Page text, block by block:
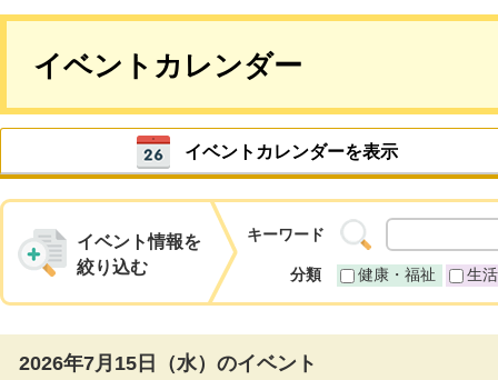
イベントカレンダー
イベントカレンダーを表示
イベント情報を
絞り込む
キーワード
分類 健康・福祉 生活
2026年7月15日（水）のイベント